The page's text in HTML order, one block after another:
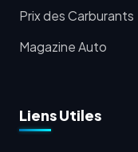
Prix des Carburants
Magazine Auto
Liens Utiles